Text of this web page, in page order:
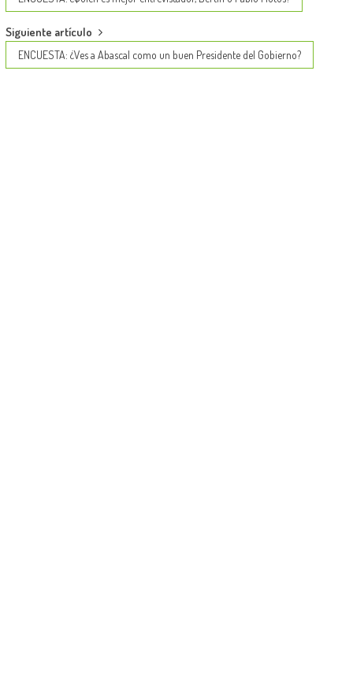
Siguiente artículo
ENCUESTA: ¿Ves a Abascal como un buen Presidente del Gobierno?